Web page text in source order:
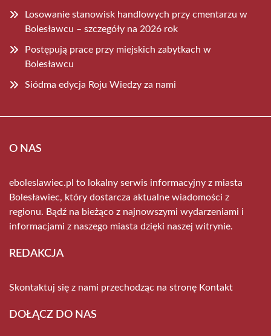
Losowanie stanowisk handlowych przy cmentarzu w
Bolesławcu – szczegóły na 2026 rok
Postępują prace przy miejskich zabytkach w
Bolesławcu
Siódma edycja Roju Wiedzy za nami
O NAS
eboleslawiec.pl to lokalny serwis informacyjny z miasta
Bolesławiec, który dostarcza aktualne wiadomości z
regionu. Bądź na bieżąco z najnowszymi wydarzeniami i
informacjami z naszego miasta dzięki naszej witrynie.
REDAKCJA
Skontaktuj się z nami przechodząc na stronę Kontakt
DOŁĄCZ DO NAS